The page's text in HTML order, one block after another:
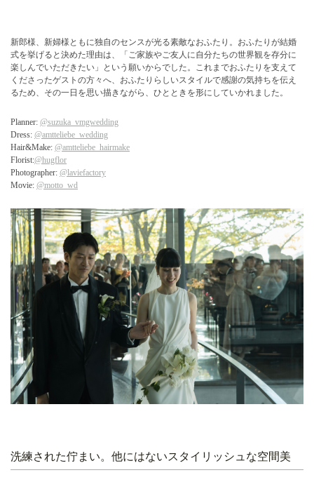
新郎様、新婦様ともに独自のセンスが光る素敵なおふたり。おふたりが結婚
式を挙げると決めた理由は、「ご家族やご友人に自分たちの世界観を存分に
楽しんでいただきたい」という願いからでした。これまでおふたりを支えて
くださったゲストの方々へ、おふたりらしいスタイルで感謝の気持ちを伝え
るため、その一日を思い描きながら、ひとときを形にしていかれました。
Planner: @suzuka_vmgwedding
Dress: @amtteliebe_wedding
Hair&Make: @amtteliebe_hairmake
Florist:@hugflor
Photographer: @laviefactory
Movie: @motto_wd
洗練された佇まい。他にはないスタイリッシュな空間美